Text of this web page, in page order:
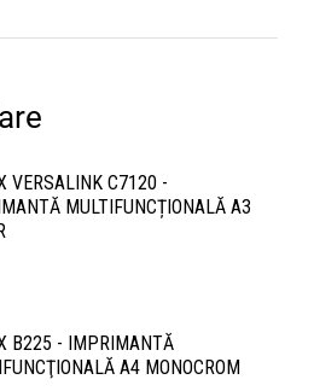
VERSALINK C7120 -
MULTIFUNCȚIONALĂ A3
B225 - IMPRIMANTĂ
A4 MONOCROM